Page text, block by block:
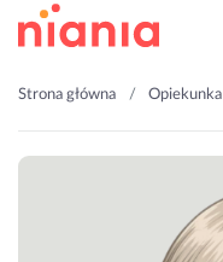
Strona główna Opiekunka